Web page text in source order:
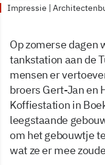
Impressie |
Op zomerse dagen
tankstation aan de
mensen er
broers Gert-Jan en
Koffiestation in
leegstaande
om het gebouwtje
wat ze er mee